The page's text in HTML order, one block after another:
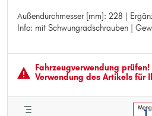
Außendurchmesser [mm]: 228 |
Info: mit Schwungradschrauben |
Außendurchmesser [mm]: 228
Ergänzungsartikel/Ergänzende Info:
Fahrzeugver­wendung
Verwendung des Artikels für